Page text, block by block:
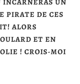
UN
PIRATE DE CES
ALORS
ET EN
! CROIS-MOI